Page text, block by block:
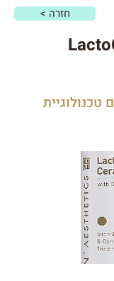
< חזרה
15- עם טכנולוגיית